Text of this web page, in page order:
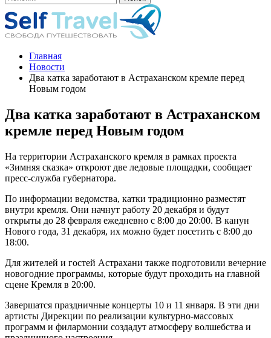
Главная
Новости
Два катка заработают в Астраханском кремле перед
Новым годом
Два катка заработают в Астраханском
кремле перед Новым годом
На территории Астраханского кремля в рамках проекта
«Зимняя сказка» откроют две ледовые площадки, сообщает
пресс-служба губернатора.
По информации ведомства, катки традиционно разместят
внутри кремля. Они начнут работу 20 декабря и будут
открыты до 28 февраля ежедневно с 8:00 до 20:00. В канун
Нового года, 31 декабря, их можно будет посетить с 8:00 до
18:00.
Для жителей и гостей Астрахани также подготовили вечерние
новогодние программы, которые будут проходить на главной
сцене Кремля в 20:00.
Завершатся праздничные концерты 10 и 11 января. В эти дни
артисты Дирекции по реализации культурно-массовых
программ и филармонии создадут атмосферу волшебства и